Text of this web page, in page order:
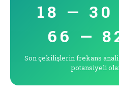
18 —
66 —
Son çekilişlerin frekans
potansiyeli